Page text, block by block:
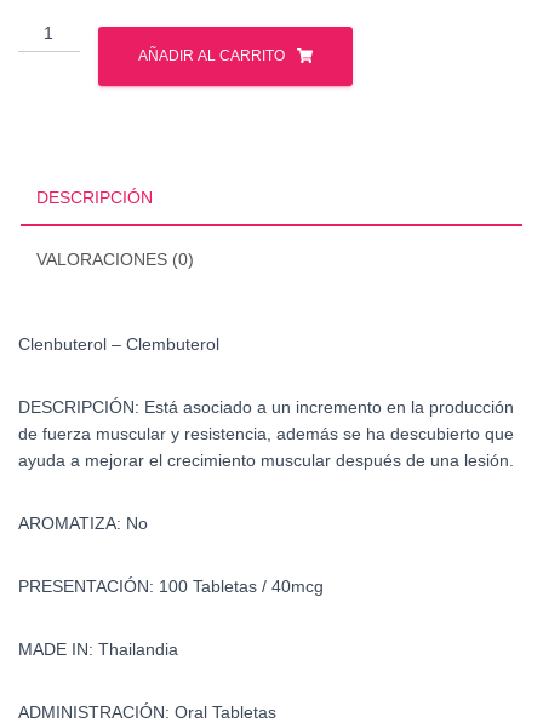
Clenbuterol
-
Clembuterol
AÑADIR AL CARRITO
DESCRIPCIÓN
VALORACIONES (0)
Clenbuterol – Clembuterol
DESCRIPCIÓN: Está asociado a un incremento en la producción
de fuerza muscular y resistencia, además se ha descubierto que
ayuda a mejorar el crecimiento muscular después de una lesión.
AROMATIZA: No
PRESENTACIÓN: 100 Tabletas / 40mcg
MADE IN: Thailandia
ADMINISTRACIÓN: Oral Tabletas